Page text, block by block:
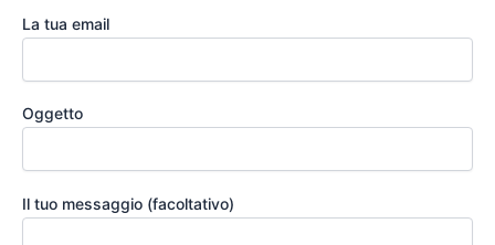
La tua email
Oggetto
Il tuo messaggio (facoltativo)